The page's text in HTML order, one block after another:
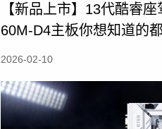
【新品上市】13代酷睿
60M-D4主板你想知道的
2026-02-10